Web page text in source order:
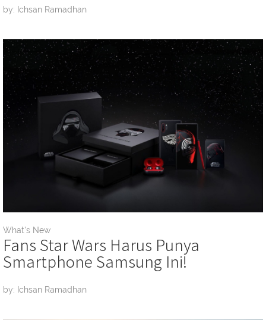
by: Ichsan Ramadhan
What's New
Fans Star Wars Harus Punya
Smartphone Samsung Ini!
by: Ichsan Ramadhan